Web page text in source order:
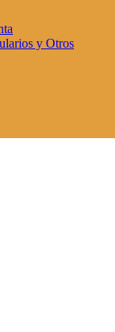
y Otros